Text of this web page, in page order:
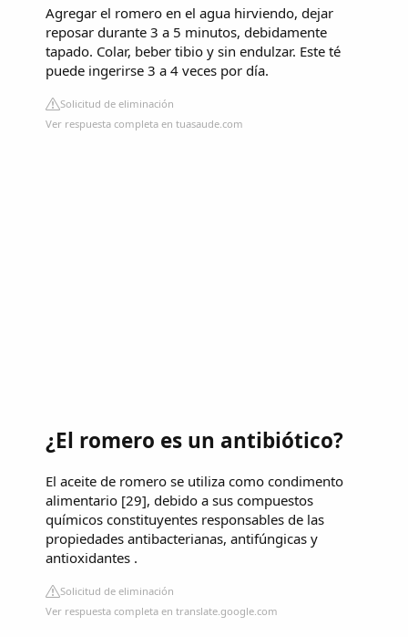
Agregar el romero en el agua hirviendo, dejar
reposar durante 3 a 5 minutos, debidamente
tapado. Colar, beber tibio y sin endulzar. Este té
puede ingerirse 3 a 4 veces por día.
Solicitud de eliminación
Ver respuesta completa en tuasaude.com
¿El romero es un antibiótico?
El aceite de romero se utiliza como condimento
alimentario [29], debido a sus compuestos
químicos constituyentes responsables de las
propiedades antibacterianas, antifúngicas y
antioxidantes .
Solicitud de eliminación
Ver respuesta completa en translate.google.com